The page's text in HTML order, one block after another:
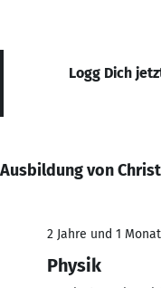
Logg Dich
Ausbildung von
2 Jahre und 1
Physik